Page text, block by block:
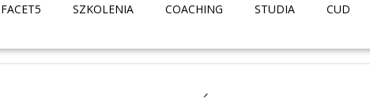
FACET5 SZKOLENIA COACHING STUDIA CUD